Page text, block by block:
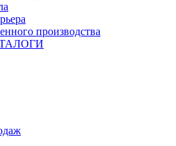
производства